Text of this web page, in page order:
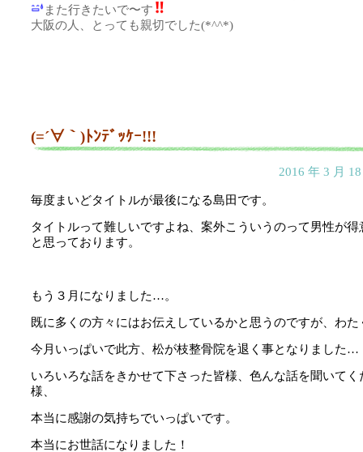
また行きたいで〜す
大阪の人、とっても親切でした(*^^*)
(=´∀｀)ﾄﾝﾃﾞｯｹｰ!!!
2016 年 3 月
毎度まいどタイトルが最後になる島田です。
タイトルって難しいですよね、案外こういうのって男性が得
と思っております。
もう３月になりました…。
既に多くの方々にはお伝えしているかと思うのですが、わた
今月いっぱいで此方、松が枝整骨院を退く事となりました…
いろいろな話をきかせて下さった皆様、色んな話を聞いてく
様、
本当に感謝の気持ちでいっぱいです。
本当にお世話になりました！